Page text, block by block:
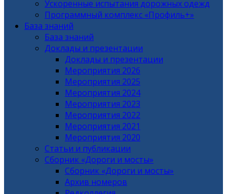
Ускоренные испытания дорожных одежд
Программный комплекс «Профиль+»
База знаний
База знаний
Доклады и презентации
Доклады и презентации
Мероприятия 2026
Мероприятия 2025
Мероприятия 2024
Мероприятия 2023
Мероприятия 2022
Мероприятия 2021
Мероприятия 2020
Статьи и публикации
Сборник «Дороги и мосты»
Сборник «Дороги и мосты»
Архив номеров